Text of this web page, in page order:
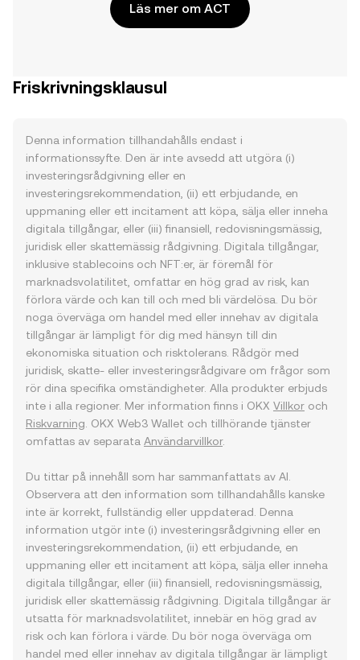
Läs mer om ACT
Friskrivningsklausul
Denna information tillhandahålls endast i
informationssyfte. Den är inte avsedd att utgöra (i)
investeringsrådgivning eller en
investeringsrekommendation, (ii) ett erbjudande, en
uppmaning eller ett incitament att köpa, sälja eller inneha
digitala tillgångar, eller (iii) finansiell, redovisningsmässig,
juridisk eller skattemässig rådgivning. Digitala tillgångar,
inklusive stablecoins och NFT:er, är föremål för
marknadsvolatilitet, omfattar en hög grad av risk, kan
förlora värde och kan till och med bli värdelösa. Du bör
noga överväga om handel med eller innehav av digitala
tillgångar är lämpligt för dig med hänsyn till din
ekonomiska situation och risktolerans. Rådgör med
juridisk, skatte- eller investeringsrådgivare om frågor som
rör dina specifika omständigheter. Alla produkter erbjuds
inte i alla regioner. Mer information finns i OKX Villkor och
Riskvarning . OKX Web3 Wallet och tillhörande tjänster
omfattas av separata Användarvillkor.
Du tittar på innehåll som har sammanfattats av AI.
Observera att den information som tillhandahålls kanske
inte är korrekt, fullständig eller uppdaterad. Denna
information utgör inte (i) investeringsrådgivning eller en
investeringsrekommendation, (ii) ett erbjudande, en
uppmaning eller ett incitament att köpa, sälja eller inneha
digitala tillgångar, eller (iii) finansiell, redovisningsmässig,
juridisk eller skattemässig rådgivning. Digitala tillgångar är
utsatta för marknadsvolatilitet, innebär en hög grad av
risk och kan förlora i värde. Du bör noga överväga om
handel med eller innehav av digitala tillgångar är lämpligt